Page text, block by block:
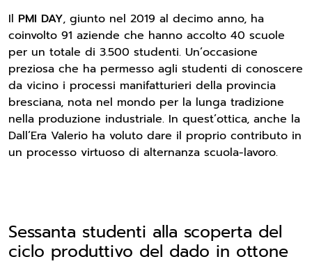
Il PMI DAY, giunto nel 2019 al decimo anno, ha
coinvolto 91 aziende che hanno accolto 40 scuole
per un totale di 3.500 studenti. Un’occasione
preziosa che ha permesso agli studenti di conoscere
da vicino i processi manifatturieri della provincia
bresciana, nota nel mondo per la lunga tradizione
nella produzione industriale. In quest’ottica, anche la
Dall’Era Valerio ha voluto dare il proprio contributo in
un processo virtuoso di alternanza scuola-lavoro.
Sessanta studenti alla scoperta del
ciclo produttivo del dado in ottone